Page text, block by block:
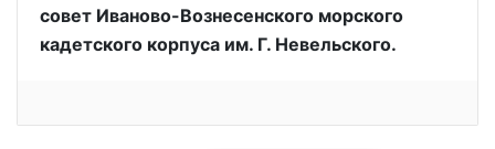
совет Иваново-Вознесенского морского
кадетского корпуса им. Г. Невельского.